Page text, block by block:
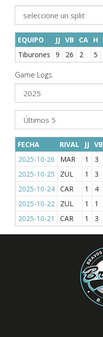
EQUIPO JJ VB CA H
Tiburones
9 26 2 5
Game Logs
FECHA RIVAL JJ VB
2025-10-26
MAR 1 3
2025-10-25
ZUL 1 3
2025-10-24 CAR 1 4
2025-10-22
ZUL 1 1
2025-10-21
CAR 1 3